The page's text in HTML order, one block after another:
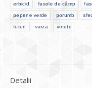
erbicid fasole de câmp
pepene verde porumb
tutun varza vinete
Detalii